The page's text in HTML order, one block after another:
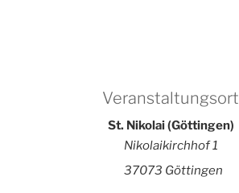
Veranstaltungsort
St. Nikolai (Göttingen)
Nikolaikirchhof 1
37073 Göttingen